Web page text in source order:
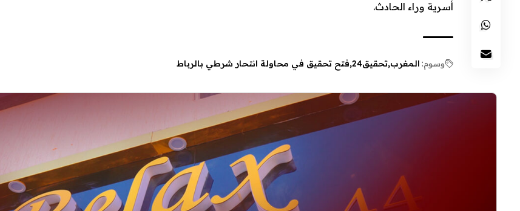
أسرية وراء الحادث.
وسوم: المغرب تحقيق24 فتح تحقيق في محاولة انتحار شرطي بالرباط